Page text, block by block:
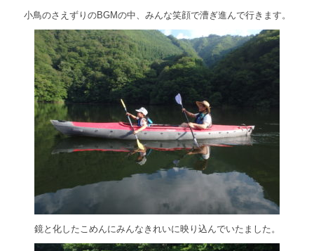
小鳥のさえずりのBGMの中、みんな笑顔で漕ぎ進んで行きます。
鏡と化したこめんにみんなきれいに映り込んでいたました。